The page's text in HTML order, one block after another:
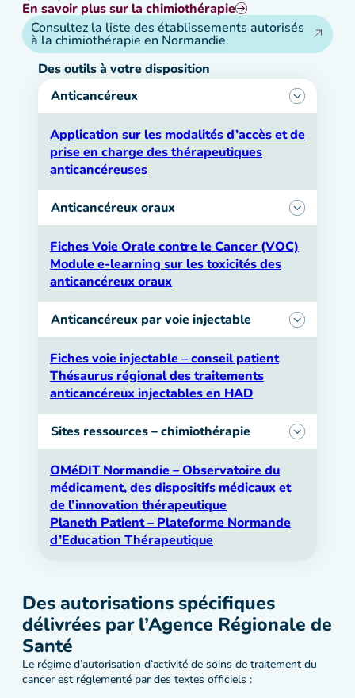
En savoir plus sur la chimiothérapie
Consultez la liste des établissements autorisés
à la chimiothérapie en Normandie
Des outils à votre disposition
Anticancéreux
Application sur les modalités d’accès et de
prise en charge des thérapeutiques
anticancéreuses
Anticancéreux oraux
Fiches Voie Orale contre le Cancer (VOC)
Module e-learning sur les toxicités des
anticancéreux oraux
Anticancéreux par voie injectable
Fiches voie injectable – conseil patient
Thésaurus régional des traitements
anticancéreux injectables en HAD
Sites ressources – chimiothérapie
OMéDIT Normandie – Observatoire du
médicament, des dispositifs médicaux et
de l’innovation thérapeutique
Planeth Patient – Plateforme Normande
d’Education Thérapeutique
Des autorisations spécifiques
délivrées par l’Agence Régionale de
Santé
Le régime d’autorisation d’activité de soins de traitement du
cancer est réglementé par des textes officiels :